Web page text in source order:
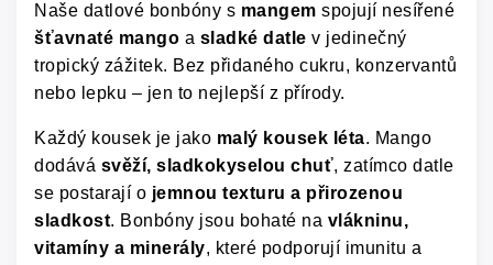
Naše datlové bonbóny s mangem spojují nesířené
šťavnaté mango a sladké datle v jedinečný
tropický zážitek. Bez přidaného cukru, konzervantů
nebo lepku – jen to nejlepší z přírody.
Každý kousek je jako malý kousek léta. Mango
dodává svěží, sladkokyselou chuť, zatímco datle
se postarají o jemnou texturu a přirozenou
sladkost. Bonbóny jsou bohaté na vlákninu,
vitamíny a minerály, které podporují imunitu a